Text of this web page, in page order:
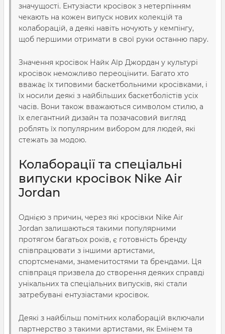
значущості. Ентузіасти кросівок з нетерпінням
чекають на кожен випуск нових колекцій та
колаборацій, а деякі навіть ночують у кемпінгу,
щоб першими отримати в свої руки останню пару.
Значення кросівок Найк Аїр Джордан у культурі
кросівок неможливо переоцінити. Багато хто
вважає їх типовими баскетбольними кросівками, і
їх носили деякі з найбільших баскетболістів усіх
часів. Вони також вважаються символом стилю, а
їх елегантний дизайн та позачасовий вигляд
роблять їх популярним вибором для людей, які
стежать за модою.
Колаборації та спеціальні
випуски кросівок Nike Air
Jordan
Однією з причин, через які кросівки Nike Air
Jordan залишаються такими популярними
протягом багатьох років, є готовність бренду
співпрацювати з іншими артистами,
спортсменами, знаменитостями та брендами. Ця
співпраця призвела до створення деяких справді
унікальних та спеціальних випусків, які стали
затребувані ентузіастами кросівок.
Деякі з найбільш помітних колаборацій включали
партнерство з такими артистами, як Емінем та